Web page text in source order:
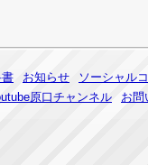
お知らせ
ソーシャル
原口チャンネル お問